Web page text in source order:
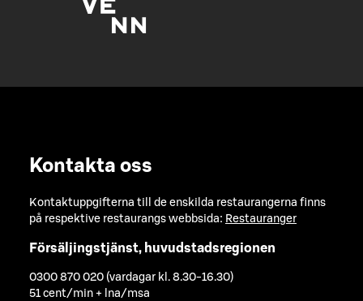
Kontakta oss
Kontaktuppgifterna till de enskilda restaurangerna finns
på respektive restaurangs webbsida: Restauranger
Försäljingstjänst, huvudstadsregionen
0300 870 020 (vardagar kl. 8.30-16.30)
51 cent/min + lna/msa